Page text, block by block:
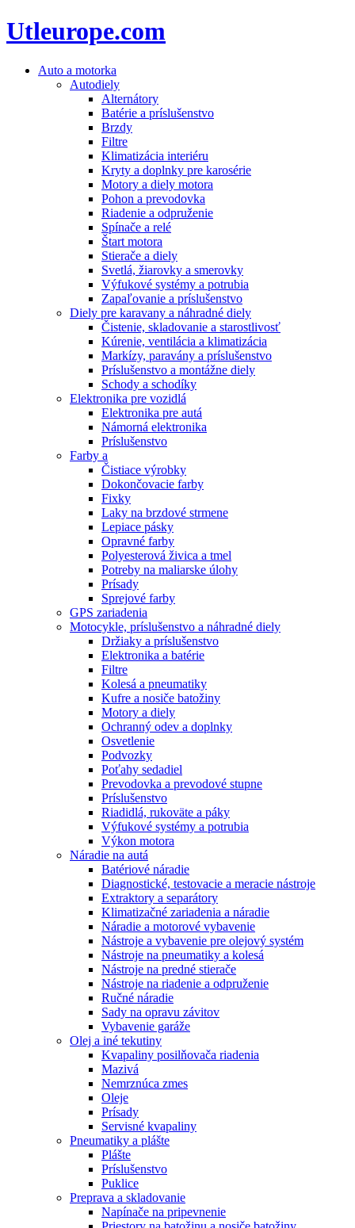
Utleurope.com
Auto a motorka
Autodiely
Alternátory
Batérie a príslušenstvo
Brzdy
Filtre
Klimatizácia interiéru
Kryty a doplnky pre karosérie
Motory a diely motora
Pohon a prevodovka
Riadenie a odpruženie
Spínače a relé
Štart motora
Stierače a diely
Svetlá, žiarovky a smerovky
Výfukové systémy a potrubia
Zapaľovanie a príslušenstvo
Diely pre karavany a náhradné diely
Čistenie, skladovanie a starostlivosť
Kúrenie, ventilácia a klimatizácia
Markízy, paravány a príslušenstvo
Príslušenstvo a montážne diely
Schody a schodíky
Elektronika pre vozidlá
Elektronika pre autá
Námorná elektronika
Príslušenstvo
Farby a
Čistiace výrobky
Dokončovacie farby
Fixky
Laky na brzdové strmene
Lepiace pásky
Opravné farby
Polyesterová živica a tmel
Potreby na maliarske úlohy
Prísady
Sprejové farby
GPS zariadenia
Motocykle, príslušenstvo a náhradné diely
Držiaky a príslušenstvo
Elektronika a batérie
Filtre
Kolesá a pneumatiky
Kufre a nosiče batožiny
Motory a diely
Ochranný odev a doplnky
Osvetlenie
Podvozky
Poťahy sedadiel
Prevodovka a prevodové stupne
Príslušenstvo
Riadidlá, rukoväte a páky
Výfukové systémy a potrubia
Výkon motora
Náradie na autá
Batériové náradie
Diagnostické, testovacie a meracie nástroje
Extraktory a separátory
Klimatizačné zariadenia a náradie
Náradie a motorové vybavenie
Nástroje a vybavenie pre olejový systém
Nástroje na pneumatiky a kolesá
Nástroje na predné stierače
Nástroje na riadenie a odpruženie
Ručné náradie
Sady na opravu závitov
Vybavenie garáže
Olej a iné tekutiny
Kvapaliny posilňovača riadenia
Mazivá
Nemrznúca zmes
Oleje
Prísady
Servisné kvapaliny
Pneumatiky a plášte
Plášte
Príslušenstvo
Puklice
Preprava a skladovanie
Napínače na pripevnenie